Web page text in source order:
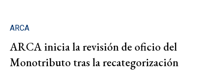
ARCA
ARCA inicia la revisión de oficio del
Monotributo tras la recategorización